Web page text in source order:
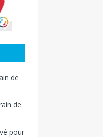
de
de
pour